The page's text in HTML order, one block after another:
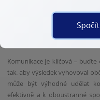
nemovitosti. Důležité je mít
nemovitosti a být připravený
tržních trendů vám umožní
postavit k nabídkám kupců.
Komunikace je klíčová –
tak, aby výsledek vyhovoval
může být výhodné udělat
efektivně a k oboustranné